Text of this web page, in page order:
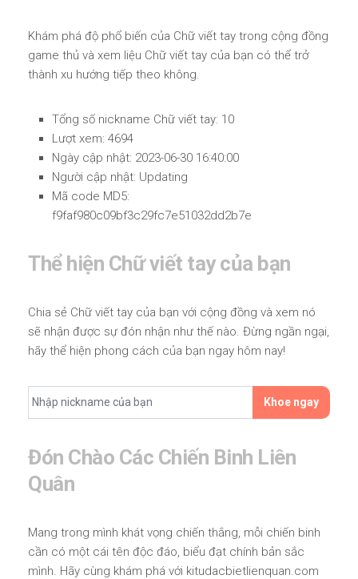
Khám phá độ phổ biến của Chữ viết tay trong cộng đồng
game thủ và xem liệu Chữ viết tay của bạn có thể trở
thành xu hướng tiếp theo không.
Tổng số nickname Chữ viết tay: 10
Lượt xem: 4694
Ngày cập nhật: 2023-06-30 16:40:00
Người cập nhật: Updating
Mã code MD5:
f9faf980c09bf3c29fc7e51032dd2b7e
Thể hiện Chữ viết tay của bạn
Chia sẻ Chữ viết tay của bạn với cộng đồng và xem nó
sẽ nhận được sự đón nhận như thế nào. Đừng ngần ngại,
hãy thể hiện phong cách của bạn ngay hôm nay!
Khoe ngay
Đón Chào Các Chiến Binh Liên
Quân
Mang trong mình khát vọng chiến thắng, mỗi chiến binh
cần có một cái tên độc đáo, biểu đạt chính bản sắc
mình. Hãy cùng khám phá với kitudacbietlienquan.com